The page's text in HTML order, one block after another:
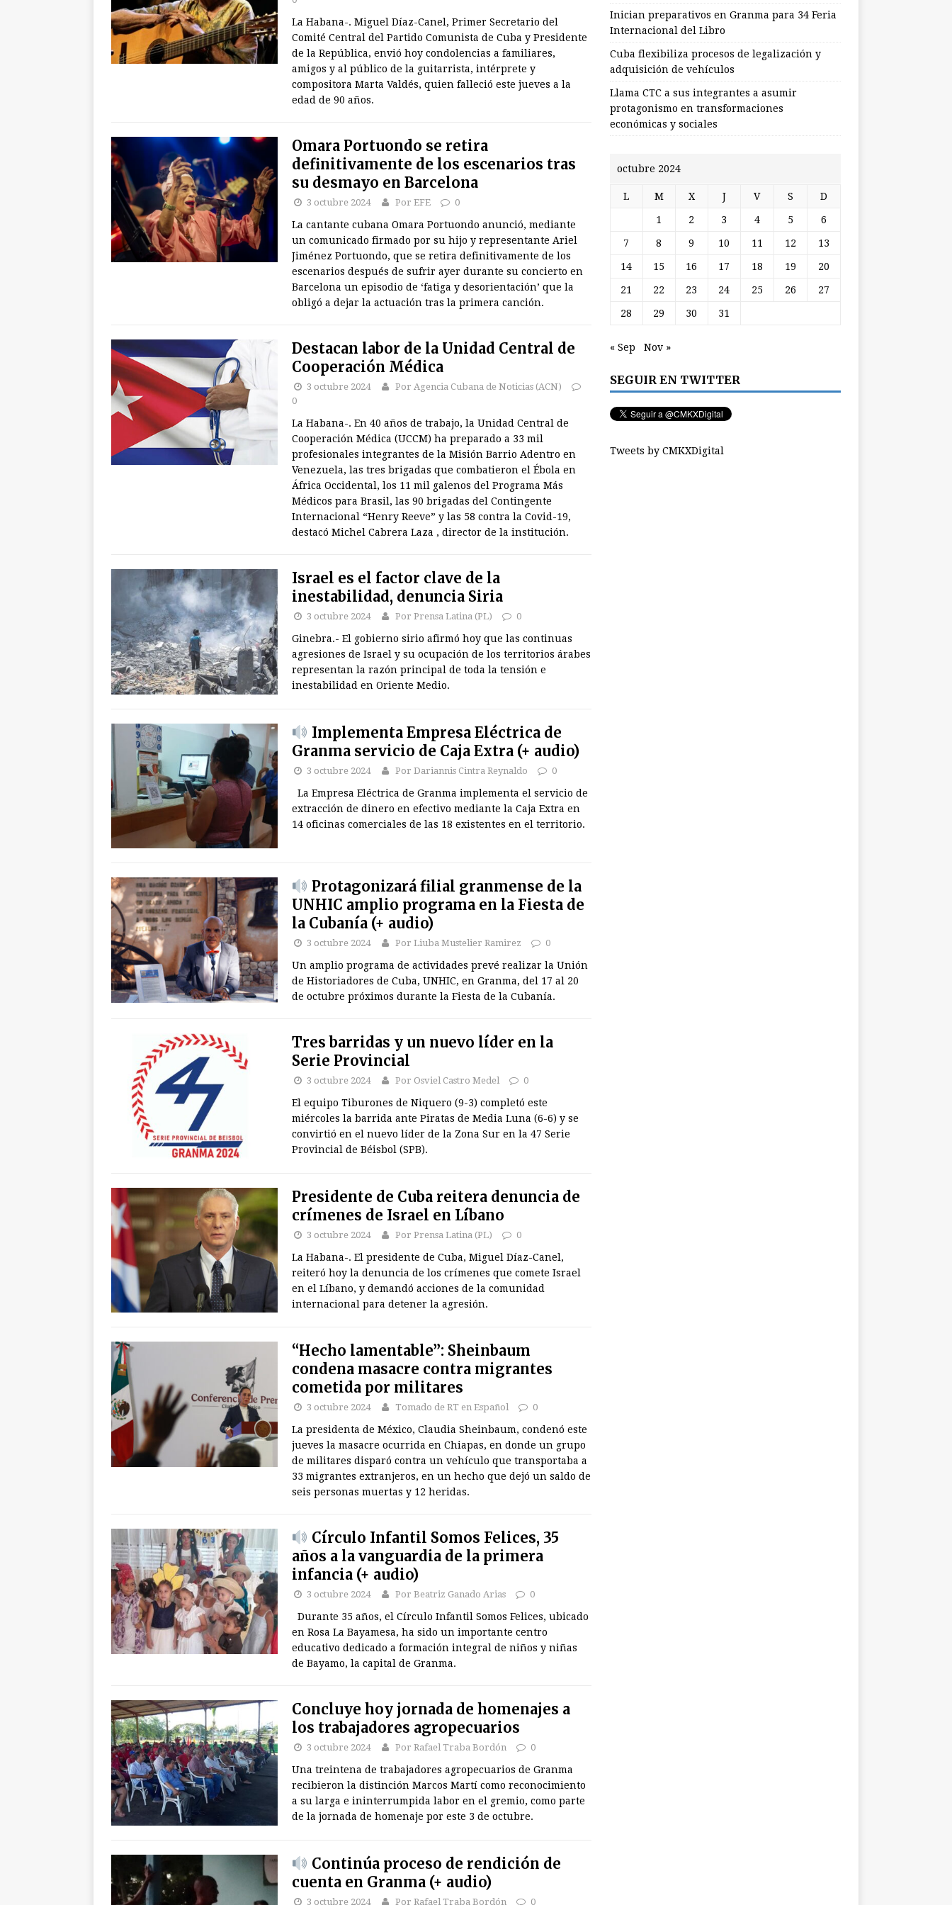
La Habana-. Miguel Díaz-Canel, Primer Secretario del
Comité Central del Partido Comunista de Cuba y Presidente
de la República, envió hoy condolencias a familiares,
amigos y al público de la guitarrista, intérprete y
compositora Marta Valdés, quien falleció este jueves a la
edad de 90 años.
Omara Portuondo se retira
definitivamente de los escenarios tras
su desmayo en Barcelona
3 octubre 2024 Por EFE 0
La cantante cubana Omara Portuondo anunció, mediante
un comunicado firmado por su hijo y representante Ariel
Jiménez Portuondo, que se retira definitivamente de los
escenarios después de sufrir ayer durante su concierto en
Barcelona un episodio de ‘fatiga y desorientación’ que la
obligó a dejar la actuación tras la primera canción.
Destacan labor de la Unidad Central de
Cooperación Médica
3 octubre 2024
Por Agencia Cubana de Noticias (ACN)
0
La Habana-. En 40 años de trabajo, la Unidad Central de
Cooperación Médica (UCCM) ha preparado a 33 mil
profesionales integrantes de la Misión Barrio Adentro en
Venezuela, las tres brigadas que combatieron el Ébola en
África Occidental, los 11 mil galenos del Programa Más
Médicos para Brasil, las 90 brigadas del Contingente
Internacional “Henry Reeve” y las 58 contra la Covid-19,
destacó Michel Cabrera Laza , director de la institución.
Israel es el factor clave de la
inestabilidad, denuncia Siria
3 octubre 2024 Por Prensa Latina (PL) 0
Ginebra.- El gobierno sirio afirmó hoy que las continuas
agresiones de Israel y su ocupación de los territorios árabes
representan la razón principal de toda la tensión e
inestabilidad en Oriente Medio.
Implementa Empresa Eléctrica de
Granma servicio de Caja Extra (+ audio)
3 octubre 2024 Por Dariannis Cintra Reynaldo 0
La Empresa Eléctrica de Granma implementa el servicio de
extracción de dinero en efectivo mediante la Caja Extra en
14 oficinas comerciales de las 18 existentes en el territorio.
Protagonizará filial granmense de la
UNHIC amplio programa en la Fiesta de
la Cubanía (+ audio)
3 octubre 2024 Por Liuba Mustelier Ramirez 0
Un amplio programa de actividades prevé realizar la Unión
de Historiadores de Cuba, UNHIC, en Granma, del 17 al 20
de octubre próximos durante la Fiesta de la Cubanía.
Tres barridas y un nuevo líder en la
Serie Provincial
3 octubre 2024 Por Osviel Castro Medel 0
El equipo Tiburones de Niquero (9-3) completó este
miércoles la barrida ante Piratas de Media Luna (6-6) y se
convirtió en el nuevo líder de la Zona Sur en la 47 Serie
Provincial de Béisbol (SPB).
Presidente de Cuba reitera denuncia de
crímenes de Israel en Líbano
3 octubre 2024 Por Prensa Latina (PL) 0
La Habana-. El presidente de Cuba, Miguel Díaz-Canel,
reiteró hoy la denuncia de los crímenes que comete Israel
en el Líbano, y demandó acciones de la comunidad
internacional para detener la agresión.
“Hecho lamentable”: Sheinbaum
condena masacre contra migrantes
cometida por militares
3 octubre 2024 Tomado de RT en Español 0
La presidenta de México, Claudia Sheinbaum, condenó este
jueves la masacre ocurrida en Chiapas, en donde un grupo
de militares disparó contra un vehículo que transportaba a
33 migrantes extranjeros, en un hecho que dejó un saldo de
seis personas muertas y 12 heridas.
Círculo Infantil Somos Felices, 35
años a la vanguardia de la primera
infancia (+ audio)
3 octubre 2024 Por Beatriz Ganado Arias 0
Durante 35 años, el Círculo Infantil Somos Felices, ubicado
en Rosa La Bayamesa, ha sido un importante centro
educativo dedicado a formación integral de niños y niñas
de Bayamo, la capital de Granma.
Concluye hoy jornada de homenajes a
los trabajadores agropecuarios
3 octubre 2024 Por Rafael Traba Bordón 0
Una treintena de trabajadores agropecuarios de Granma
recibieron la distinción Marcos Martí como reconocimiento
a su larga e ininterrumpida labor en el gremio, como parte
de la jornada de homenaje por este 3 de octubre.
Continúa proceso de rendición de
cuenta en Granma (+ audio)
3 octubre 2024 Por Rafael Traba Bordón 0
Inician preparativos en Granma para 34 Feria
Internacional del Libro
Cuba flexibiliza procesos de legalización y
adquisición de vehículos
Llama CTC a sus integrantes a asumir
protagonismo en transformaciones
económicas y sociales
octubre 2024
L M X J V S D
1 2 3 4 5 6
7 8 9 10 11 12 13
14 15 16 17 18 19 20
21 22 23 24 25 26 27
28 29 30 31
« Sep Nov »
SEGUIR EN TWITTER
Tweets by CMKXDigital